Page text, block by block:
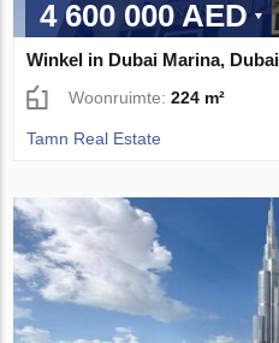
4 600 000 AED
Winkel in Dubai Marina,
Woonruimte:224 m²
Tamn Real Estate